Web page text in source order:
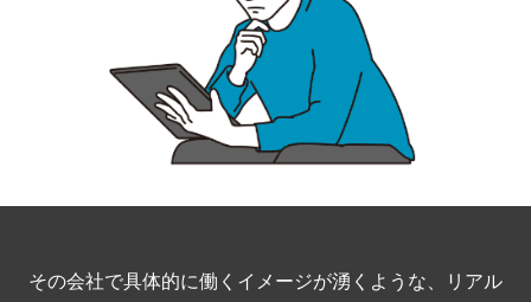
その会社で具体的に働くイメージが湧くような、リアル